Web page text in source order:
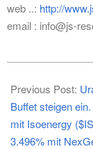
web ..: http://
email : info@js-
12-
23
Previous Post:
Buffet steigen
mit Isoenergy
3.496% mit